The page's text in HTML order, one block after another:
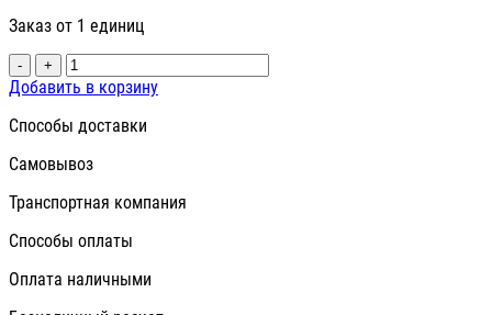
Заказ от 1 единиц
- +
Добавить в корзину
Способы доставки
Самовывоз
Транспортная компания
Способы оплаты
Оплата наличными